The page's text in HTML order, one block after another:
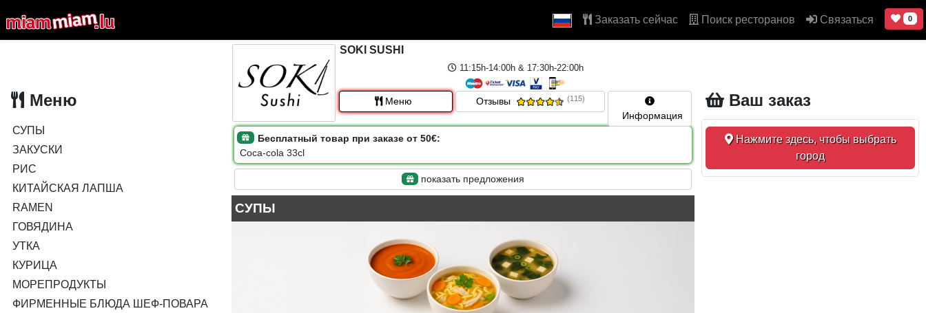
Заказать сейчас Поиск ресторанов Связаться 0
Меню
СУПЫ
ЗАКУСКИ
РИС
КИТАЙСКАЯ ЛАПША
RAMEN
ГОВЯДИНА
УТКА
КУРИЦА
МОРЕПРОДУКТЫ
ФИРМЕННЫЕ БЛЮДА ШЕФ-ПОВАРА
SOKI SUSHI
11:15h-14:00h & 17:30h-22:00h
Меню Отзывы (115)
Информация
Бесплатный товар при заказе от 50€:
Coca-cola 33cl
показать предложения
СУПЫ
Ваш заказ
Нажмите здесь, чтобы выбрать
город